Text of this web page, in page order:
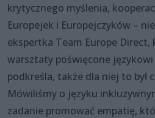
krytycznego myślenia,
Europejek i Europejczyków –
ekspertka Team Europe Direct,
warsztaty poświęcone językowi
podkreśla, także dla niej to był
Mówiliśmy o języku
zadanie promować empatię,